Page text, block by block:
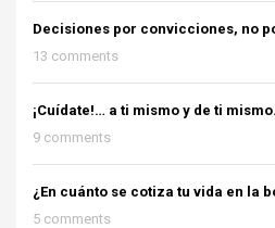
Decisiones por convicciones, no
13 comments
¡Cuídate!… a ti mismo y de ti mismo.
9 comments
¿En cuánto se cotiza tu vida en la
5 comments